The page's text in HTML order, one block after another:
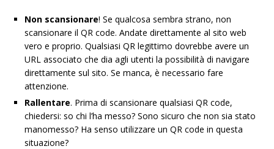
Non scansionare! Se qualcosa sembra strano, non
scansionare il QR code. Andate direttamente al sito web
vero e proprio. Qualsiasi QR legittimo dovrebbe avere un
URL associato che dia agli utenti la possibilità di navigare
direttamente sul sito. Se manca, è necessario fare
attenzione.
Rallentare. Prima di scansionare qualsiasi QR code,
chiedersi: so chi l’ha messo? Sono sicuro che non sia stato
manomesso? Ha senso utilizzare un QR code in questa
situazione?